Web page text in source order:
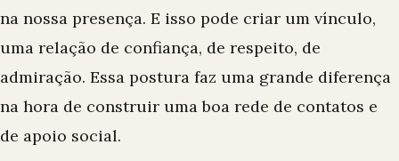
na nossa presença. E isso pode criar um vínculo,
uma relação de confiança, de respeito, de
admiração. Essa postura faz uma grande diferença
na hora de construir uma boa rede de contatos e
de apoio social.